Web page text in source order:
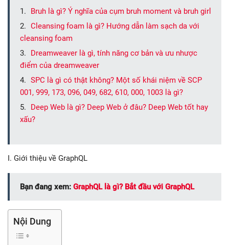
Bruh là gì? Ý nghĩa của cụm bruh moment và bruh girl
Cleansing foam là gì? Hướng dẫn làm sạch da với
cleansing foam
Dreamweaver là gì, tính năng cơ bản và ưu nhược
điểm của dreamweaver
SPC là gì có thật không? Một số khái niệm về SCP
001, 999, 173, 096, 049, 682, 610, 000, 1003 là gì?
Deep Web là gì? Deep Web ở đâu? Deep Web tốt hay
xấu?
I. Giới thiệu về GraphQL
Bạn đang xem: GraphQL là gì? Bắt đầu với GraphQL
Nội Dung